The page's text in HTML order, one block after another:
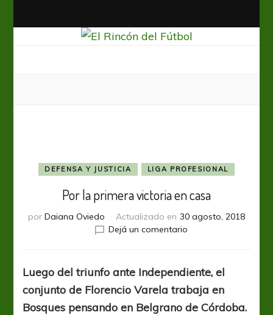
DEFENSA Y JUSTICIA LIGA PROFESIONAL
Por la primera victoria en casa
por Daiana Oviedo Actualizado en 30 agosto, 2018
Dejá un comentarioen
primera
victoria
en
casa
Luego del triunfo ante Independiente, el
conjunto de Florencio Varela trabaja en
Bosques pensando en Belgrano de Córdoba.